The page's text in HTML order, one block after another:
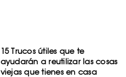
15 Trucos útiles que te
ayudarán a reutilizar las cosas
viejas que tienes en casa